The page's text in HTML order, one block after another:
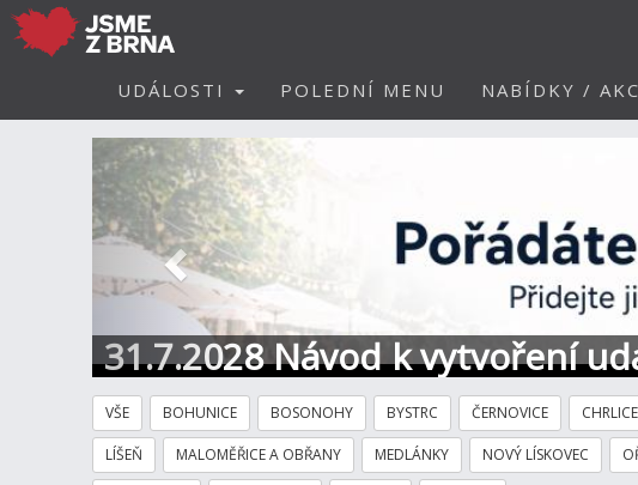
UDÁLOSTI POLEDNÍ MENU NABÍDKY /
31.7.2028 Návod k vytvoření
Předchozí
VŠE BOHUNICE BOSONOHY BYSTRC ČERNOVICE CHRLICE
LÍŠEŇ MALOMĚŘICE A OBŘANY MEDLÁNKY NOVÝ LÍSKOVEC